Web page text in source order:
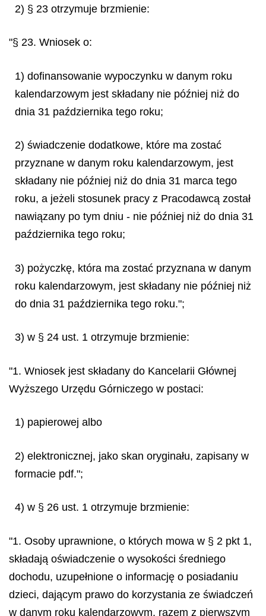
2) § 23 otrzymuje brzmienie:
"§ 23. Wniosek o:
1) dofinansowanie wypoczynku w danym roku
kalendarzowym jest składany nie później niż do
dnia 31 października tego roku;
2) świadczenie dodatkowe, które ma zostać
przyznane w danym roku kalendarzowym, jest
składany nie później niż do dnia 31 marca tego
roku, a jeżeli stosunek pracy z Pracodawcą został
nawiązany po tym dniu - nie później niż do dnia 31
października tego roku;
3) pożyczkę, która ma zostać przyznana w danym
roku kalendarzowym, jest składany nie później niż
do dnia 31 października tego roku.";
3) w § 24 ust. 1 otrzymuje brzmienie:
"1. Wniosek jest składany do Kancelarii Głównej
Wyższego Urzędu Górniczego w postaci:
1) papierowej albo
2) elektronicznej, jako skan oryginału, zapisany w
formacie pdf.";
4) w § 26 ust. 1 otrzymuje brzmienie:
"1. Osoby uprawnione, o których mowa w § 2 pkt 1,
składają oświadczenie o wysokości średniego
dochodu, uzupełnione o informację o posiadaniu
dzieci, dającym prawo do korzystania ze świadczeń
w danym roku kalendarzowym, razem z pierwszym